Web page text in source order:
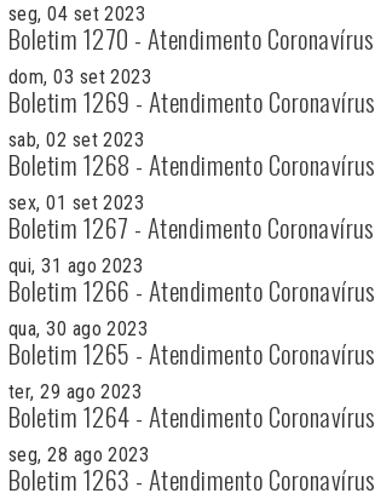
seg, 04 set 2023
Boletim 1270 - Atendimento Coronavírus
dom, 03 set 2023
Boletim 1269 - Atendimento Coronavírus
sab, 02 set 2023
Boletim 1268 - Atendimento Coronavírus
sex, 01 set 2023
Boletim 1267 - Atendimento Coronavírus
qui, 31 ago 2023
Boletim 1266 - Atendimento Coronavírus
qua, 30 ago 2023
Boletim 1265 - Atendimento Coronavírus
ter, 29 ago 2023
Boletim 1264 - Atendimento Coronavírus
seg, 28 ago 2023
Boletim 1263 - Atendimento Coronavírus